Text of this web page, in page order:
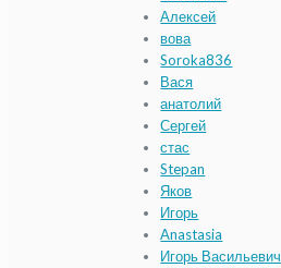
Алексей
вова
Soroka836
Вася
анатолий
Сергей
стас
Stepan
Яков
Игорь
Anastasia
Игорь Васильевич